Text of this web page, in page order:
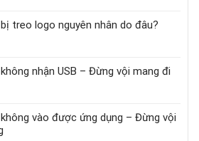
treo logo nguyên nhân do đâu?
nhận USB – Đừng vội mang đi
vào được ứng dụng – Đừng vội